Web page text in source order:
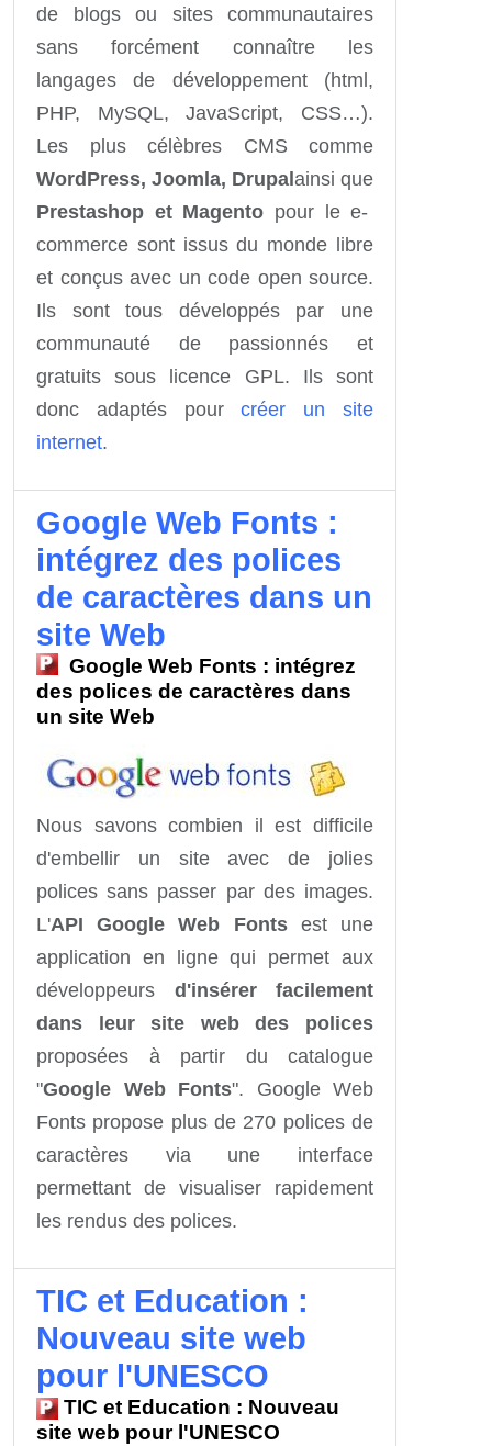
de blogs ou sites communautaires
sans forcément connaître les
langages de développement (html,
PHP, MySQL, JavaScript, CSS…).
Les plus célèbres CMS comme
WordPress, Joomla, Drupal ainsi que
Prestashop et Magento pour le e-
commerce sont issus du monde libre
et conçus avec un code open source.
Ils sont tous développés par une
communauté de passionnés et
gratuits sous licence GPL. Ils sont
donc adaptés pourcréer un site
internet.
Google Web Fonts :
intégrez des polices
de caractères dans un
site Web
Google Web Fonts : intégrez
des polices de caractères dans
un site Web
Nous savons combien il est difficile
d'embellir un site avec de jolies
polices sans passer par des images.
L'API Google Web Fontsest une
application en ligne qui permet aux
développeurs d'insérer facilement
dans leur site web des polices
proposées à partir du catalogue
"Google Web Fonts". Google Web
Fonts propose plus de 270 polices de
caractères via une interface
permettant de visualiser rapidement
les rendus des polices.
TIC et Education :
Nouveau site web
pour l'UNESCO
TIC et Education : Nouveau
site web pour l'UNESCO